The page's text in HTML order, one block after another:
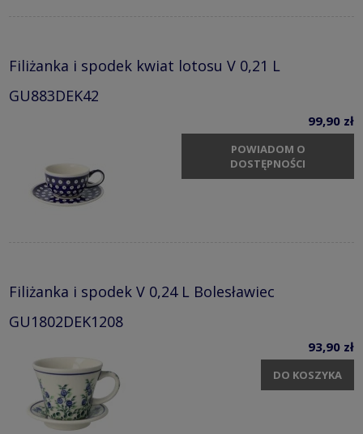
Filiżanka i spodek kwiat lotosu V 0,21 L
GU883DEK42
99,90 zł
POWIADOM O
DOSTĘPNOŚCI
Filiżanka i spodek V 0,24 L Bolesławiec
GU1802DEK1208
93,90 zł
DO KOSZYKA